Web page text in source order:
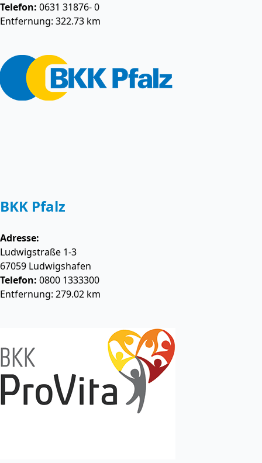
Telefon: 0631 31876- 0
Entfernung: 322.73 km
BKK Pfalz
Adresse:
Ludwigstraße 1-3
67059 Ludwigshafen
Telefon: 0800 1333300
Entfernung: 279.02 km